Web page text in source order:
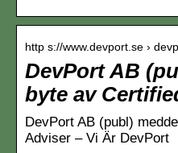
http s://www.devport.se ›
DevPort AB
byte av
DevPort AB (publ)
Adviser – Vi Är DevPort